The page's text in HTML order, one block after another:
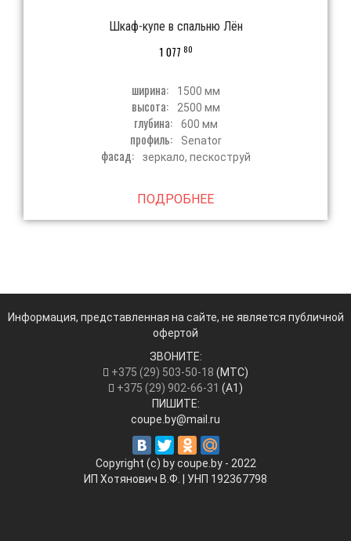
Шкаф-купе в спальню Лён
1 077 80
ширина: 1500 мм
высота: 2500 мм
глубина: 600 мм
профиль: Senator
фасад: зеркало, пескоструй
ПОДРОБНЕЕ
Информация, представленная на сайте, не является публичной
офертой
ЗВОНИТЕ:
+375 (29) 503-50-18 (МТС)
+375 (29) 902-66-31 (А1)
ПИШИТЕ:
coupe.by@mail.ru
Copyright (c) by coupe.by - 2022
ИП Хотянович В.Ф. | УНП ‎192367798